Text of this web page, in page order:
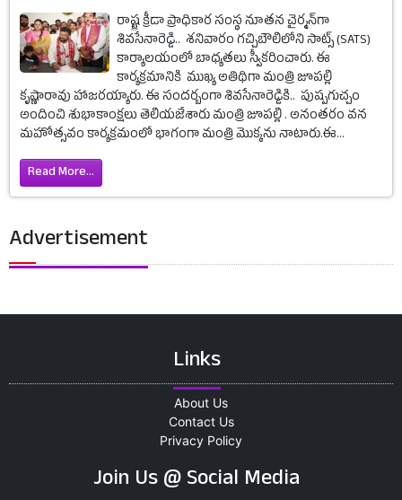
రాష్ట్ర క్రీడా ప్రాధికార సంస్థ నూతన చైర్మన్‌గా
శివసేనారెడ్డి.. శ‌నివారం గ‌చ్చిబౌలిలోని సాట్స్ (SATS)
కార్యాల‌యంలో బాధ్య‌త‌లు స్వీక‌రించారు. ఈ
కార్య‌క్ర‌మానికి ముఖ్య అతిథిగా మంత్రి జూప‌ల్లి
కృష్ణారావు హాజ‌ర‌య్యారు. ఈ సందర్బంగా శివసేనారెడ్డికి.. పుష్పగుచ్చం
అందించి శుభాకాంక్షలు తెలియజేశారు మంత్రి జూపల్లి . అనంత‌రం వ‌న
మ‌హోత్స‌వం కార్య‌క్ర‌మంలో భాగంగా మంత్రి మొక్కను నాటారు.ఈ...
Read More...
Advertisement
Links
About Us
Contact Us
Privacy Policy
Join Us @ Social Media